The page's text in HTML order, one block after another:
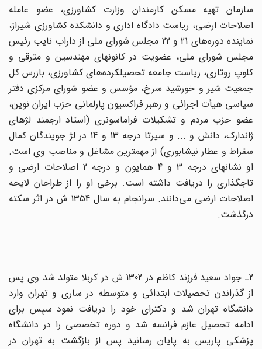
سازمان تهیه مسکن کارمندان وزارت کشاورزى، عضو عامله
اصلاحات ارضى، ریاست دادگاه ادارى و دانشکده کشاورزى شیراز،
نماینده دوره‌هاى 21 و 22 مجلس شوراى ملى از داراب نایب رئیس
مجلس شوراى ملى، عضویت در کانونهاى مهندسین و مترقى و
کلوپ روتارى، ریاست جامعه تحصیلکرده‌هاى کشاورزى، بازرس کل
جمعیت شیر و خورشید سرخ، مؤسس و عضو شوراى مرکزى دفتر
سیاسى هیأت اجرائى و رهبر فراکسیون پارلمانى حزب ایران نوین،
عضو حزب مردم و تشکیلات فراماسونرى (استاد ارجمند لژهاى
ژاندارک، دانش و ... و سیرتا درجه 13 و 14 در لژ جویندگان کمال
سقراط و عطار نیشابورى) از مهمترین مشاغل و مناصب وى است.
او نشانهاى درجه 3 و 4 همایون و درجه 2 اصلاحات ارضى و
تاجگذارى را دریافت داشته است. برخى او را از طراحان لایحه
اصلاحات ارضى مى‌دانند. سرانجام به سال 1354 ش در اثر سکته
درگذشت.
2ـ جواد سعید فرزند کاظم در 1302 ش در کربلا متولد شد وى پس
از گذراندن تحصیلات ابتدائى و متوسطه در سارى و تهران وارد
دانشگاه تهران شد و دکتراى خود را دریافت نمود سپس براى
ادامه تحصیل عازم فرانسه شد و دوره تخصصى را در دانشگاه
پزشکى پاریس به پایان رسانید پس از بازگشت به تهران در